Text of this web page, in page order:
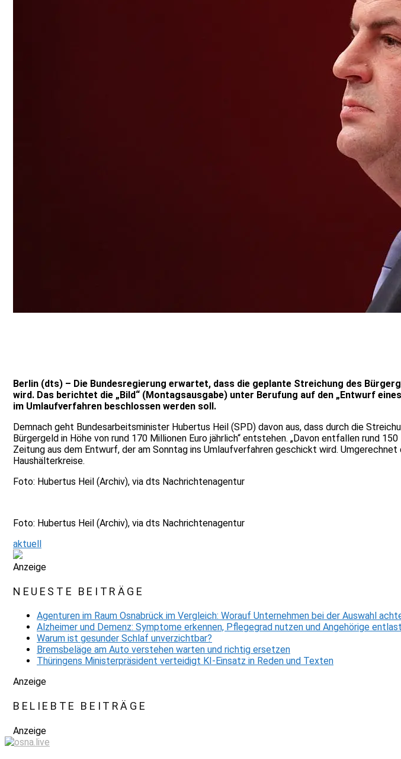
Berlin (dts) – Die Bundesregierung erwartet, dass die geplante Streichung des
wird. Das berichtet die „Bild“ (Montagsausgabe) unter Berufung auf den „Entwurf
im Umlaufverfahren beschlossen werden soll.
Demnach geht Bundesarbeitsminister Hubertus Heil (SPD) davon aus, dass durch die
Bürgergeld in Höhe von rund 170 Millionen Euro jährlich“ entstehen. „Davon entfallen rund
Zeitung aus dem Entwurf, der am Sonntag ins Umlaufverfahren geschickt wird.
Haushälterkreise.
Foto: Hubertus Heil (Archiv), via dts Nachrichtenagentur
Foto: Hubertus Heil (Archiv), via dts Nachrichtenagentur
aktuell
Anzeige
NEUESTE BEITRÄGE
Agenturen im Raum Osnabrück im Vergleich: Worauf Unternehmen bei der Auswahl
Alzheimer und Demenz: Symptome erkennen, Pflegegrad nutzen und Angehörige
Warum ist gesunder Schlaf unverzichtbar?
Bremsbeläge am Auto verstehen warten und richtig ersetzen
Thüringens Ministerpräsident verteidigt KI-Einsatz in Reden und Texten
Anzeige
BELIEBTE BEITRÄGE
Anzeige